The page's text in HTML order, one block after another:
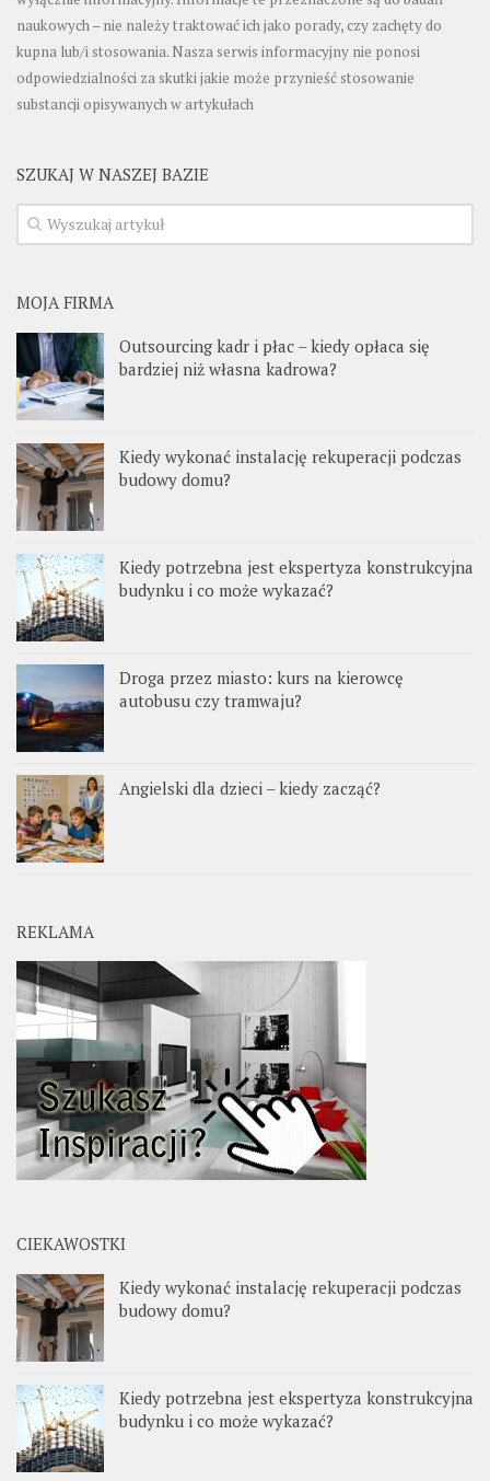
naukowych – nie należy traktować ich jako porady, czy zachęty do
kupna lub/i stosowania. Nasza serwis informacyjny nie ponosi
odpowiedzialności za skutki jakie może przynieść stosowanie
substancji opisywanych w artykułach
SZUKAJ W NASZEJ BAZIE
MOJA FIRMA
Outsourcing kadr i płac – kiedy opłaca się
bardziej niż własna kadrowa?
Kiedy wykonać instalację rekuperacji podczas
budowy domu?
Kiedy potrzebna jest ekspertyza konstrukcyjna
budynku i co może wykazać?
Droga przez miasto: kurs na kierowcę
autobusu czy tramwaju?
Angielski dla dzieci – kiedy zacząć?
REKLAMA
CIEKAWOSTKI
Kiedy wykonać instalację rekuperacji podczas
budowy domu?
Kiedy potrzebna jest ekspertyza konstrukcyjna
budynku i co może wykazać?